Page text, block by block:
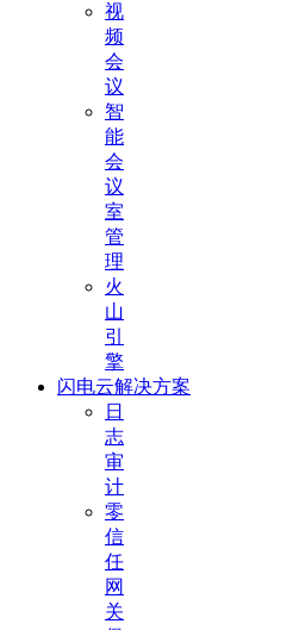
视
频
会
议
智
能
会
议
室
管
理
火
山
引
擎
闪电云解决方案
日
志
审
计
零
信
任
网
关